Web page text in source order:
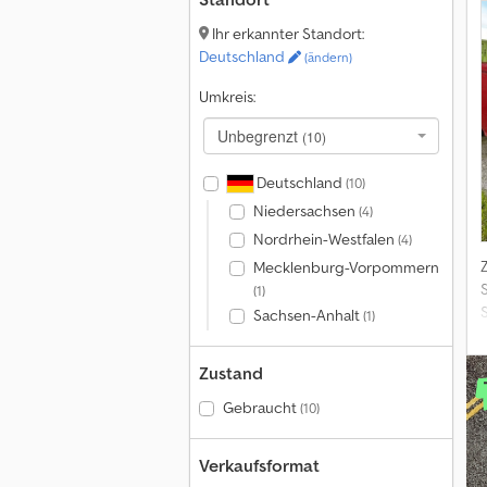
Ihr erkannter Standort:
Deutschland
(ändern)
Umkreis:
Unbegrenzt (10)
Deutschland (10)
Niedersachsen (4)
Nordrhein-Westfalen (4)
Mecklenburg-Vorpommern
(1)
Sachsen-Anhalt(1)
Zustand
Gebraucht(10)
Verkaufsformat